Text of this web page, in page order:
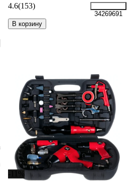
4.6(153)
34269691
В корзину